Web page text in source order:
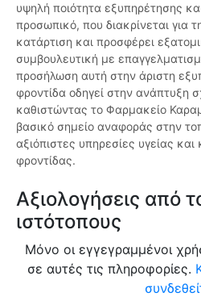
υψηλή ποιότητα εξυπηρέτησης
προσωπικό, που διακρίνεται για
κατάρτιση και προσφέρει
συμβουλευτική με
προσήλωση αυτή στην άριστη
φροντίδα οδηγεί στην ανάπτυξη
καθιστώντας το Φαρμακείο
βασικό σημείο αναφοράς στην
αξιόπιστες υπηρεσίες υγείας και
φροντίδας.
Αξιολογήσεις από
ιστότοπους
Μόνο οι εγγεγραμμένοι
σε αυτές τις πληροφορίες.